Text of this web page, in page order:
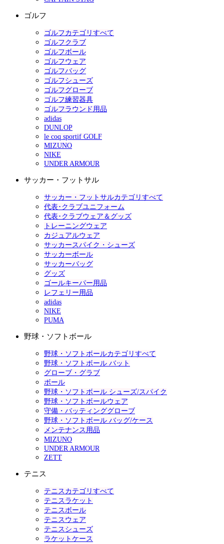
ゴルフ
ゴルフカテゴリすべて
ゴルフクラブ
ゴルフボール
ゴルフウェア
ゴルフバッグ
ゴルフシューズ
ゴルフグローブ
ゴルフ練習器具
ゴルフラウンド用品
adidas
DUNLOP
le coq sportif GOLF
MIZUNO
NIKE
UNDER ARMOUR
サッカー・フットサル
サッカー・フットサルカテゴリすべて
代表･クラブユニフォーム
代表･クラブウェア＆グッズ
トレーニングウェア
カジュアルウェア
サッカースパイク・シューズ
サッカーボール
サッカーバッグ
グッズ
ゴールキーパー用品
レフェリー用品
adidas
NIKE
PUMA
野球・ソフトボール
野球・ソフトボールカテゴリすべて
野球・ソフトボール バット
グローブ・グラブ
ボール
野球・ソフトボール シューズ/スパイク
野球・ソフトボールウェア
守備・バッティンググローブ
野球・ソフトボール バッグ/ケース
メンテナンス用品
MIZUNO
UNDER ARMOUR
ZETT
テニス
テニスカテゴリすべて
テニスラケット
テニスボール
テニスウェア
テニスシューズ
ラケットケース